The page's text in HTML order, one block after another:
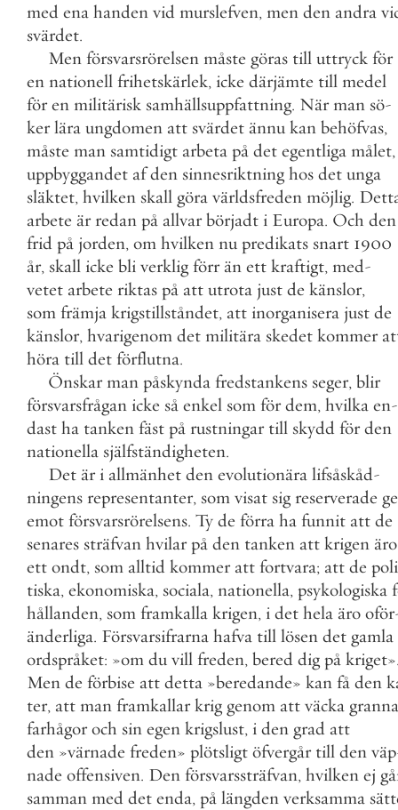
med ena handen vid murslefven, men den andra
svärdet.
Men försvarsrörelsen måste göras till uttryck för
en nationell frihetskärlek, icke därjämte till medel
för en militärisk samhällsuppfattning. När man sö-
ker lära ungdomen att svärdet ännu kan behöfvas,
måste man samtidigt arbeta på det egentliga målet,
uppbyggandet af den sinnesriktning hos det unga
släktet, hvilken skall göra världsfreden möjlig.
arbete är redan på allvar börjadt i Europa. Och den
frid på jorden, om hvilken nu predikats snart 1900
år, skall icke bli verklig förr än ett kraftigt, med-
vetet arbete riktas på att utrota just de känslor,
som främja krigstillståndet, att inorganisera just de
känslor, hvarigenom det militära skedet kommer
höra till det förflutna.
Önskar man påskynda fredstankens seger, blir
försvarsfrågan icke så enkel som för dem, hvilka en-
dast ha tanken fäst på rustningar till skydd för den
nationella själfständigheten.
Det är i allmänhet den evolutionära lifsåskåd-
ningens representanter, som visat sig reserverade
emot försvarsrörelsens. Ty de förra ha funnit att de
senares sträfvan hvilar på den tanken att krigen äro
ett ondt, som alltid kommer att fortvara; att de poli
tiska, ekonomiska, sociala, nationella, psykologiska
hållanden, som framkalla krigen, i det hela äro oför
änderliga. Försvarsifrarna hafva till lösen det gamla
ordspråket: »om du vill freden, bered dig på kriget»
Men de förbise att detta »beredande» kan få den
ter, att man framkallar krig genom att väcka
farhågor och sin egen krigslust, i den grad att
den »värnade freden» plötsligt öfvergår till den väp
nade offensiven. Den försvarssträfvan, hvilken ej
samman med det enda, på längden verksamma